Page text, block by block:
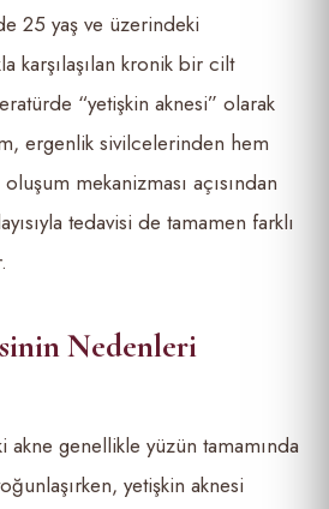
25 yaş ve üzerindeki
karşılaşılan kronik bir cilt
“yetişkin aknesi” olarak
ergenlik sivilcelerinden hem
mekanizması açısından
tedavisi de tamamen farklı
Nedenleri
genellikle yüzün tamamında
yetişkin aknesi